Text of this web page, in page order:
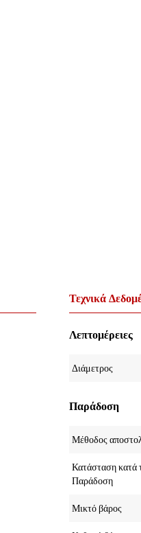
Τεχνικά
Λεπτομέρειες
Διάμετρος
Παράδοση
Μέθοδος
Κατάσταση κατά
Παράδοση
Μικτό βάρος